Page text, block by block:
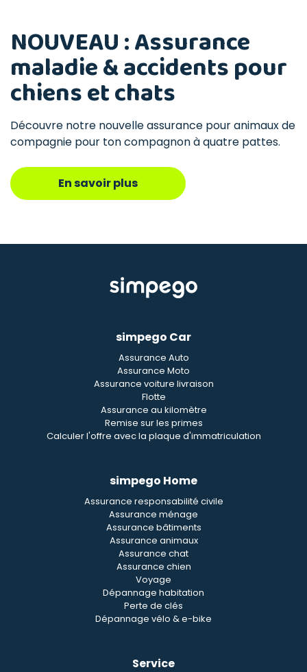
NOUVEAU : Assurance
maladie & accidents pour
chiens et chats
Découvre notre nouvelle assurance pour animaux de
compagnie pour ton compagnon à quatre pattes.
En savoir plus
simpego Car
Assurance Auto
Assurance Moto
Assurance voiture livraison
Flotte
Assurance au kilomètre
Remise sur les primes
Calculer l'offre avec la plaque d'immatriculation
simpego Home
Assurance responsabilité civile
Assurance ménage
Assurance bâtiments
Assurance animaux
Assurance chat
Assurance chien
Voyage
Dépannage habitation
Perte de clés
Dépannage vélo & e-bike
Service